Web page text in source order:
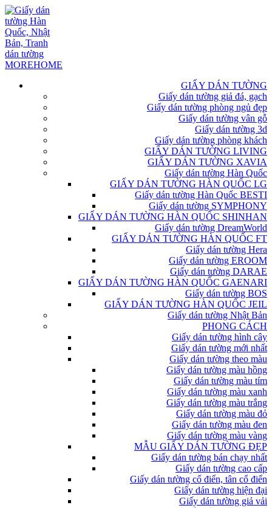
GIẤY DÁN TƯỜNG
Giấy dán tường giả đá, gạch
Giấy dán tường phòng ngủ đẹp
Giấy dán tường vân gỗ
Giấy dán tường 3d
Giấy dán tường phòng khách
GIẤY DÁN TƯỜNG LIVING
GIẤY DÁN TƯỜNG XAVIA
Giấy dán tường Hàn Quốc
GIẤY DÁN TƯỜNG HÀN QUỐC LG
Giấy dán tường Hàn Quốc BESTI
Giấy dán tường SYMPHONY
GIẤY DÁN TƯỜNG HÀN QUỐC SHINHAN
Giấy dán tường DreamWorld
GIẤY DÁN TƯỜNG HÀN QUỐC FT
Giấy dán tường Hera
Giấy dán tường EROOM
Giấy dán tường DARAE
GIẤY DÁN TƯỜNG HÀN QUỐC GAENARI
Giấy dán tường BOS
GIẤY DÁN TƯỜNG HÀN QUỐC JEIL
Giấy dán tường Nhật Bản
PHONG CÁCH
Giấy dán tường hình cây
Giấy dán tường mới nhất
Giấy dán tường theo màu
Giấy dán tường màu hồng
Giấy dán tường màu tím
Giấy dán tường màu xanh
Giấy dán tường màu trắng
Giấy dán tường màu đỏ
Giấy dán tường màu đen
Giấy dán tường màu vàng
MẪU GIẤY DÁN TƯỜNG ĐẸP
Giấy dán tường bán chạy nhất
Giấy dán tường cao cấp
Giấy dán tường cổ điển, tân cổ điển
Giấy dán tường hiện đại
Giấy dán tường giả vải